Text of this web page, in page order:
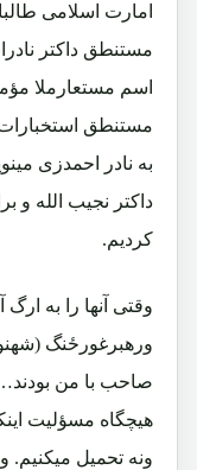
امارت اسلامی
مستنطق داکتر
اسم مستعارملا
به نادر احمدزی
داکتر نجیب الله و
کردیم.
وقتی آنها را به
ورهبرغورځنگ
صاحب با من
هیچگاه مسؤلیت
ونه تحمیل میکنیم.